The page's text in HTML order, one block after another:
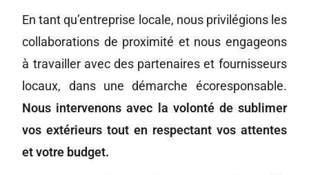
En tant qu’entreprise locale, nous privilégions les
collaborations de proximité et nous engageons
à travailler avec des partenaires et fournisseurs
locaux, dans une démarche écoresponsable.
Nous intervenons avec la volonté de sublimer
vos extérieurs tout en respectant vos attentes
et votre budget.